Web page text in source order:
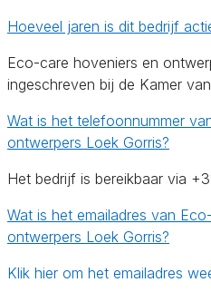
Hoeveel jaren is dit bedrijf
Eco-care hoveniers en
ingeschreven bij de Kamer
Wat is het telefoonnummer
ontwerpers Loek Gorris?
Het bedrijf is bereikbaar via
Wat is het emailadres van
ontwerpers Loek Gorris?
Klik hier om het emailadres